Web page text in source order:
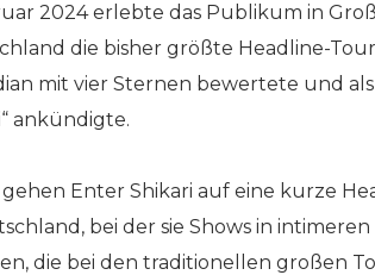
2024 erlebte das Publikum in
die bisher größte Headline-
mit vier Sternen bewertete und
ankündigte.
Enter Shikari auf eine kurze
bei der sie Shows in
die bei den traditionellen großen